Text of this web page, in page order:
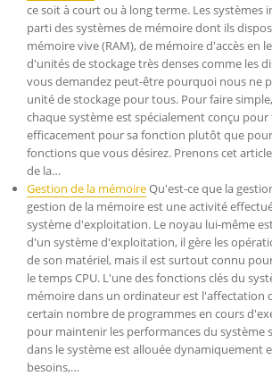
ce soit à court ou à long terme. Les
parti des systèmes de mémoire dont ils
mémoire vive (RAM), de mémoire d'accès en
d'unités de stockage très denses comme les
vous demandez peut-être pourquoi nous ne
unité de stockage pour tous. Pour faire
chaque système est spécialement conçu
efficacement pour sa fonction plutôt que
fonctions que vous désirez. Prenons cet
de la…
Gestion de la mémoireQu'est-ce que la
gestion de la mémoire est une activité
système d'exploitation. Le noyau lui-même
d'un système d'exploitation, il gère les
de son matériel, mais il est surtout connu
le temps CPU. L'une des fonctions clés du
mémoire dans un ordinateur est l'affectation
certain nombre de programmes en cours
pour maintenir les performances du système
dans le système est allouée dynamiquement
besoins,…